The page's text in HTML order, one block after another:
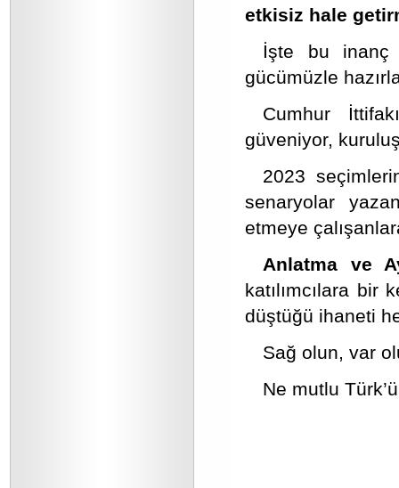
etkisiz hale
İşte bu inanç
gücümüzle
Cumhur
güveniyor,
2023
senaryolar
etmeye
Anlatma ve
katılımcılara bir
düştüğü ihaneti
Sağ olun, var
Ne mutlu